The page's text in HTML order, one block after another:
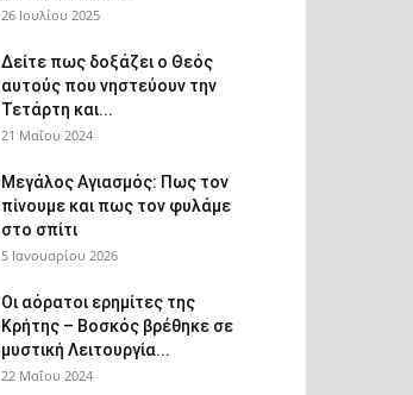
26 Ιουλίου 2025
Δείτε πως δοξάζει ο Θεός
αυτούς που νηστεύουν την
Τετάρτη και...
21 Μαΐου 2024
Μεγάλος Αγιασμός: Πως τον
πίνουμε και πως τον φυλάμε
στο σπίτι
5 Ιανουαρίου 2026
Οι αόρατοι ερημίτες της
Κρήτης – Βοσκός βρέθηκε σε
μυστική Λειτουργία...
22 Μαΐου 2024